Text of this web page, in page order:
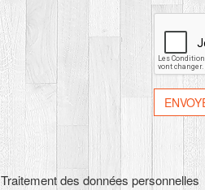
Traitement des données personnelles